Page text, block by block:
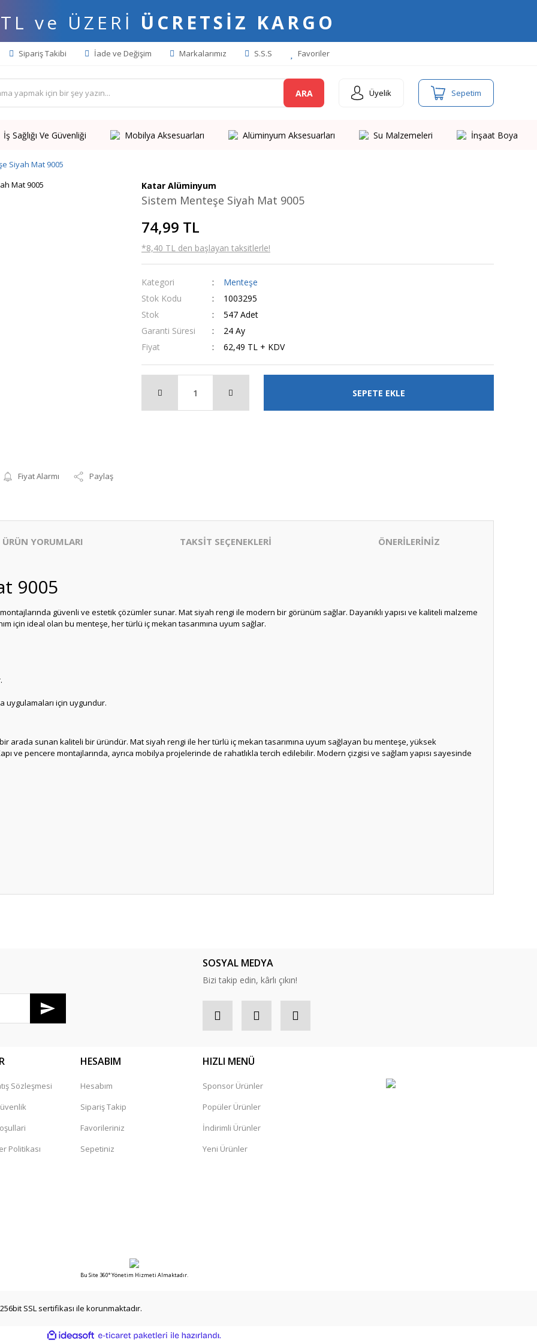
ve ÜZERİ ÜCRETSİZ KARGO
Sipariş Takibi İade ve Değişim Markalarımız S.S.S Favoriler
ARA Üyelik Sepetim
İş Sağlığı Ve Güvenliği Mobilya Aksesuarları Alüminyum Aksesuarları Su Malzemeleri İnşaat Boya
Siyah Mat 9005
Fiyat Alarmı Paylaş
Katar Alüminyum
Sistem Menteşe Siyah Mat 9005
74,99 TL
*8,40 TL den başlayan taksitlerle!
Kategori
Menteşe
Stok Kodu
1003295
Stok
547 Adet
Garanti Süresi
24 Ay
Fiyat
62,49 TL + KDV
SEPETE EKLE
ÜRÜN YORUMLARI TAKSİT SEÇENEKLERİ ÖNERİLERİNİZ
9005
güvenli ve estetik çözümler sunar. Mat siyah rengi ile modern bir görünüm sağlar. Dayanıklı yapısı ve kaliteli malzeme
için ideal olan bu menteşe, her türlü iç mekan tasarımına uyum sağlar.
uygulamaları için uygundur.
arada sunan kaliteli bir üründür. Mat siyah rengi ile her türlü iç mekan tasarımına uyum sağlayan bu menteşe, yüksek
ve pencere montajlarında, ayrıca mobilya projelerinde de rahatlıkla tercih edilebilir. Modern çizgisi ve sağlam yapısı sayesinde
SOSYAL MEDYA
Bizi takip edin, kârlı çıkın!
Sözleşmesi
Politikası
HESABIM
Hesabım
Sipariş Takip
Favorileriniz
Sepetiniz
HIZLI MENÜ
Sponsor Ürünler
Popüler Ürünler
İndirimli Ürünler
Yeni Ürünler
Bu Site 360° Yönetim Hizmeti Almaktadır.
SSL sertifikası ile korunmaktadır.
ideasoft
e-